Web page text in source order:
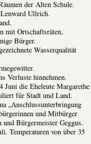
der Alten Schule.
Ullrich.
mit Ortschaftsräten,
Bürger.
Wasserqualität
Verluste hinnehmen.
Juni die Eheleute Margarethe
für Stadt und Land.
„Anschlussunterbringung
und Mitbürger
Bürgermeister Geggus.
Temperaturen von über 35